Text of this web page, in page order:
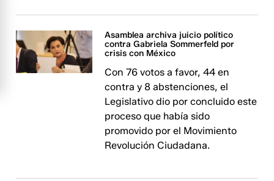
Asamblea archiva juicio político
contra Gabriela Sommerfeld por
crisis con México
Con 76 votos a favor, 44 en
contra y 8 abstenciones, el
Legislativo dio por concluido este
proceso que había sido
promovido por el Movimiento
Revolución Ciudadana.